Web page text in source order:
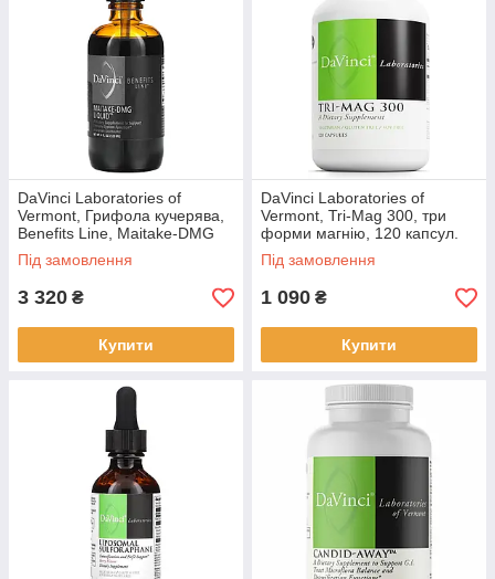
DaVinci Laboratories of
Vermont, Грифола кучерява,
Benefits Line, Maitake-DMG
Liquid, 120 мл
Під замовлення
3 320 ₴
Купити
DaVinci Laboratories of
Vermont, Tri-Mag 300, три
форми магнію, 120 капсул.
BX9744
Під замовлення
1 090 ₴
Купити